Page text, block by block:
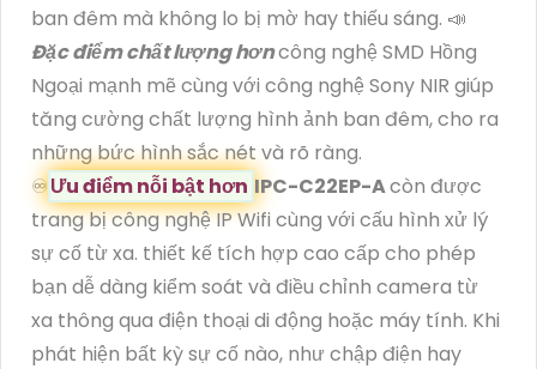
ban đêm mà không lo bị mờ hay thiếu sáng. 📣
Đặc điểm chất lượng hơncông nghệ SMD Hồng
Ngoại mạnh mẽ cùng với công nghệ Sony NIR giúp
tăng cường chất lượng hình ảnh ban đêm, cho ra
những bức hình sắc nét và rõ ràng.
♾Ưu điểm nỗi bật hơn IPC-C22EP-Acòn được
trang bị công nghệ IP Wifi cùng với cấu hình xử lý
sự cố từ xa. thiết kế tích hợp cao cấp cho phép
bạn dễ dàng kiểm soát và điều chỉnh camera từ
xa thông qua điện thoại di động hoặc máy tính. Khi
phát hiện bất kỳ sự cố nào, như chập điện hay